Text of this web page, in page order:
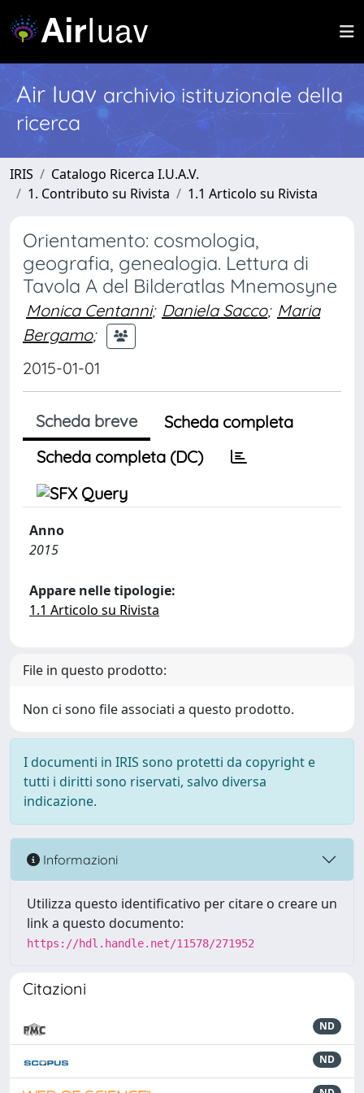
Air Iuav archivio istituzionale della
ricerca
IRIS
Catalogo Ricerca I.U.A.V.
1. Contributo su Rivista
1.1 Articolo su Rivista
Orientamento: cosmologia,
geografia, genealogia. Lettura di
Tavola A del Bilderatlas Mnemosyne
Monica Centanni; Daniela Sacco; Maria
Bergamo;
2015-01-01
Scheda breve
Scheda completa
Scheda completa (DC)
Anno
2015
Appare nelle tipologie:
1.1 Articolo su Rivista
File in questo prodotto:
Non ci sono file associati a questo prodotto.
I documenti in IRIS sono protetti da copyright e
tutti i diritti sono riservati, salvo diversa
indicazione.
Informazioni
Utilizza questo identificativo per citare o creare un
link a questo documento:
https://hdl.handle.net/11578/271952
Citazioni
ND
ND